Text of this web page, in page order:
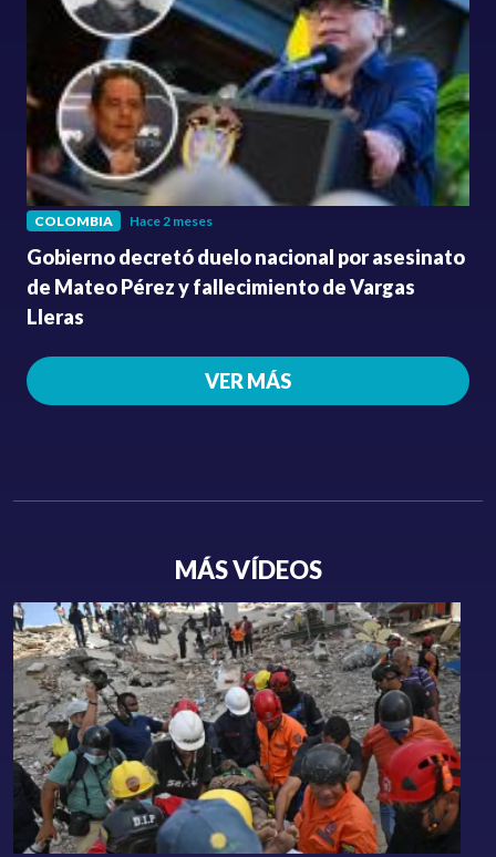
COLOMBIA Hace 2 meses
Gobierno decretó duelo nacional por asesinato
de Mateo Pérez y fallecimiento de Vargas
Lleras
VER MÁS
MÁS VÍDEOS